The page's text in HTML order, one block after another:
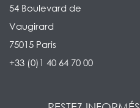
54 Boulevard de
Vaugirard
75015 Paris
+33 (0)1 40 64 70 00